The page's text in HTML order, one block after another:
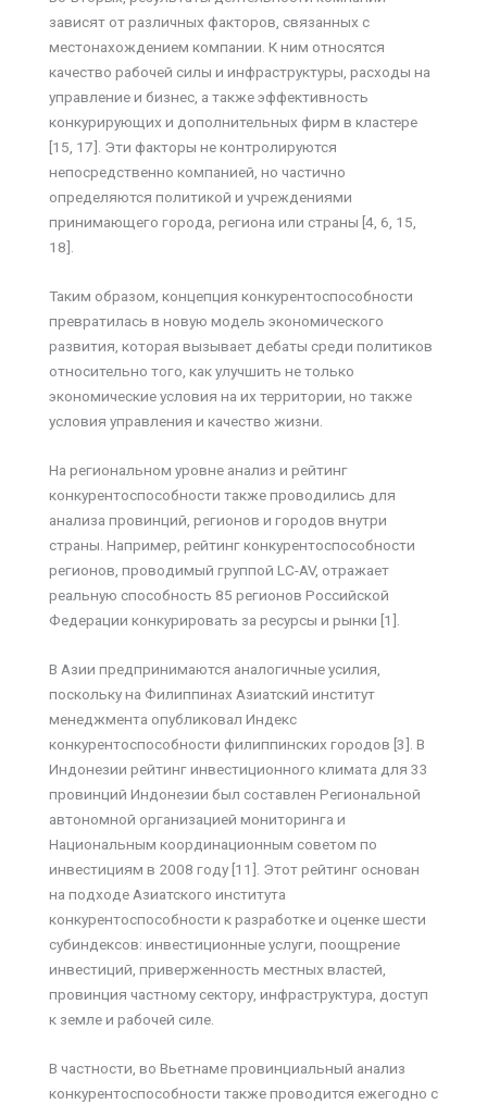
зависят от различных факторов, связанных с
местонахождением компании. К ним относятся
качество рабочей силы и инфраструктуры, расходы на
управление и бизнес, а также эффективность
конкурирующих и дополнительных фирм в кластере
[15, 17]. Эти факторы не контролируются
непосредственно компанией, но частично
определяются политикой и учреждениями
принимающего города, региона или страны [4, 6, 15,
18].
Таким образом, концепция конкурентоспособности
превратилась в новую модель экономического
развития, которая вызывает дебаты среди политиков
относительно того, как улучшить не только
экономические условия на их территории, но также
условия управления и качество жизни.
На региональном уровне анализ и рейтинг
конкурентоспособности также проводились для
анализа провинций, регионов и городов внутри
страны. Например, рейтинг конкурентоспособности
регионов, проводимый группой LC-AV, отражает
реальную способность 85 регионов Российской
Федерации конкурировать за ресурсы и рынки [1].
В Азии предпринимаются аналогичные усилия,
поскольку на Филиппинах Азиатский институт
менеджмента опубликовал Индекс
конкурентоспособности филиппинских городов [3]. В
Индонезии рейтинг инвестиционного климата для 33
провинций Индонезии был составлен Региональной
автономной организацией мониторинга и
Национальным координационным советом по
инвестициям в 2008 году [11]. Этот рейтинг основан
на подходе Азиатского института
конкурентоспособности к разработке и оценке шести
субиндексов: инвестиционные услуги, поощрение
инвестиций, приверженность местных властей,
провинция частному сектору, инфраструктура, доступ
к земле и рабочей силе.
В частности, во Вьетнаме провинциальный анализ
конкурентоспособности также проводится ежегодно с